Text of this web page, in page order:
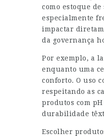
como estoque
especialmente
impactar
da governança
Por exemplo, a
enquanto uma
conforto. O uso
respeitando as
produtos com
durabilidade
Escolher